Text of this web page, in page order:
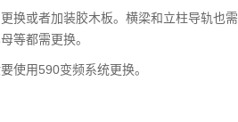
换或者加装胶木板。横梁和立柱导轨也
等都需更换。
使用590变频系统更换。